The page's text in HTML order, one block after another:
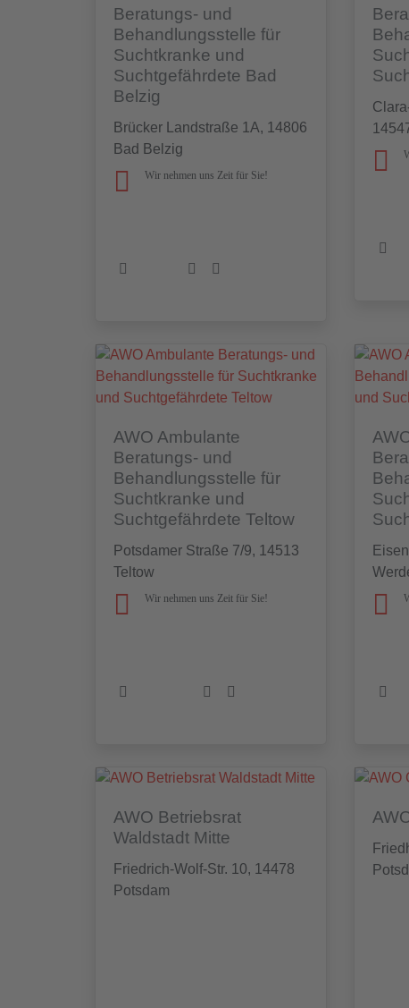
Beratungs- und
Behandlungsstelle für
Suchtkranke und
Suchtgefährdete Bad
Belzig
Brücker Landstraße 1A, 14806
Bad Belzig
Wir nehmen uns Zeit für Sie!
AWO Ambulante
Beratungs- und
Behandlungsstelle für
Suchtkranke und
Suchtgefährdete Teltow
Potsdamer Straße 7/9, 14513
Teltow
Wir nehmen uns Zeit für Sie!
AWO Betriebsrat
Waldstadt Mitte
Friedrich-Wolf-Str. 10, 14478
Potsdam